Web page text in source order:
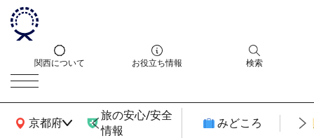
関西について お役立ち情報 検索
京都府
関西広域MAP
旅の安心/安全
情報
みどころ